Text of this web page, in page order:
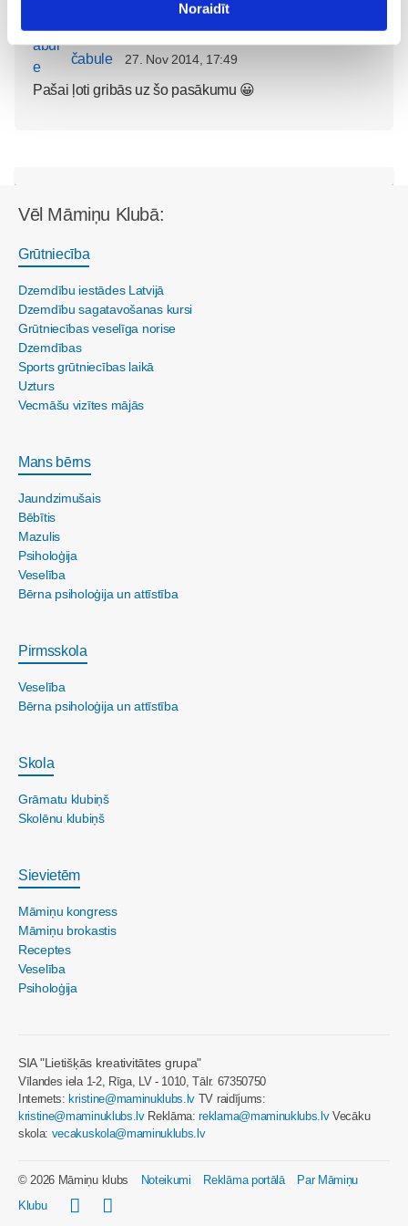
Noraidīt
čabule 27. Nov 2014, 17:49
Pašai ļoti gribās uz šo pasākumu 😀
Vēl Māmiņu Klubā:
Grūtniecība
Dzemdību iestādes Latvijā
Dzemdību sagatavošanas kursi
Grūtniecības veselīga norise
Dzemdības
Sports grūtniecības laikā
Uzturs
Vecmāšu vizītes mājās
Mans bērns
Jaundzimušais
Bēbītis
Mazulis
Psiholoģija
Veselība
Bērna psiholoģija un attīstība
Pirmsskola
Veselība
Bērna psiholoģija un attīstība
Skola
Grāmatu klubiņš
Skolēnu klubiņš
Sievietēm
Māmiņu kongress
Māmiņu brokastis
Receptes
Veselība
Psiholoģija
SIA "Lietišķās kreativitātes grupa"
Vīlandes iela 1-2, Rīga, LV - 1010, Tālr. 67350750
Internets:kristine@maminuklubs.lv TV raidījums:
kristine@maminuklubs.lvReklāma:reklama@maminuklubs.lvVecāku
skola: vecakuskola@maminuklubs.lv
© 2026 Māmiņu klubs Noteikumi Reklāma portālā
Par Māmiņu
Klubu